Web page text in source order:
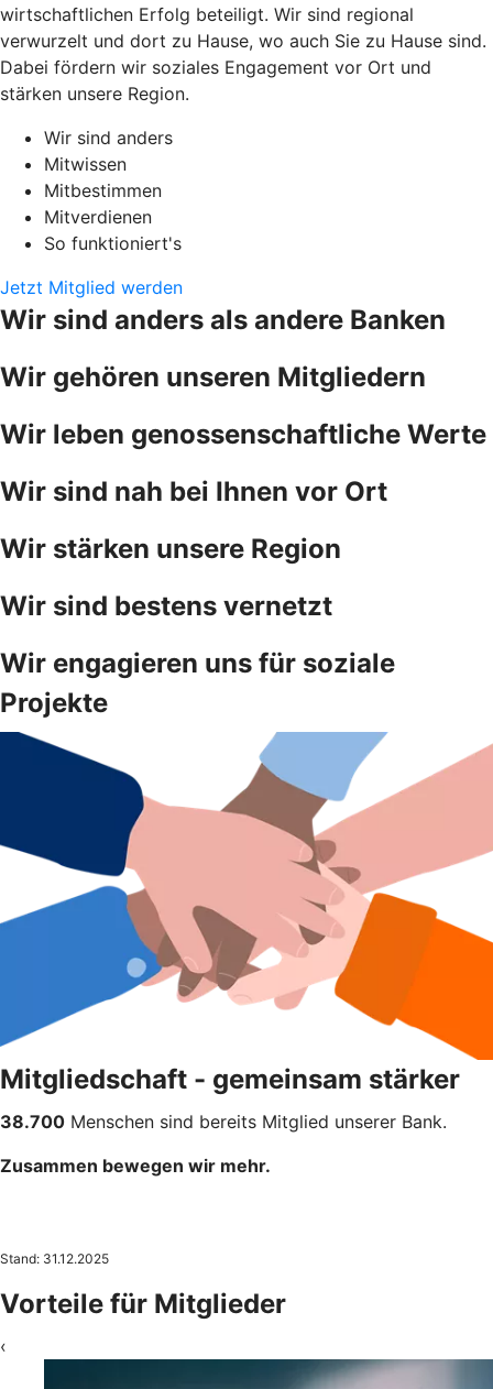
wirtschaftlichen Erfolg beteiligt. Wir sind regional
verwurzelt und dort zu Hause, wo auch Sie zu Hause sind.
Dabei fördern wir soziales Engagement vor Ort und
stärken unsere Region.
Wir sind anders
Mitwissen
Mitbestimmen
Mitverdienen
So funktioniert's
Jetzt Mitglied werden
Wir sind anders als andere Banken
Wir gehören unseren Mitgliedern
Wir leben genossenschaftliche Werte
Wir sind nah bei Ihnen vor Ort
Wir stärken unsere Region
Wir sind bestens vernetzt
Wir engagieren uns für soziale
Projekte
Mitgliedschaft - gemeinsam stärker
38.700 Menschen sind bereits Mitglied unserer Bank.
Zusammen bewegen wir mehr.
Stand: 31.12.2025
Vorteile für Mitglieder
‹